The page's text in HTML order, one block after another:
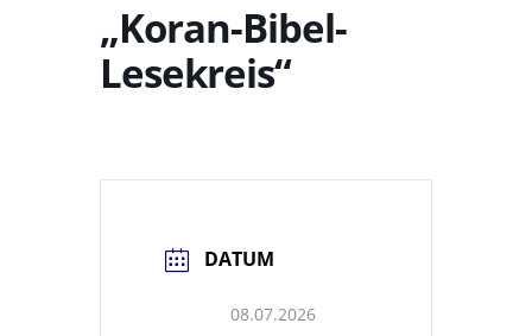
„Koran-Bibel-
Lesekreis“
DATUM
08.07.2026